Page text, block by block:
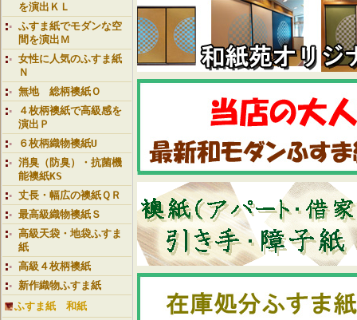
を演出ＫＬ
ふすま紙でモダンな空
間を演出Ｍ
女性に人気のふすま紙
Ｎ
無地 総柄襖紙Ｏ
４枚柄襖紙で高級感を
演出Ｐ
６枚柄織物襖紙U
消臭（防臭）・抗菌機
能襖紙KS
丈長・幅広の襖紙ＱＲ
最高級織物襖紙Ｓ
高級天袋・地袋ふすま
紙
高級４枚柄襖紙
新作織物ふすま紙
ふすま紙 和紙